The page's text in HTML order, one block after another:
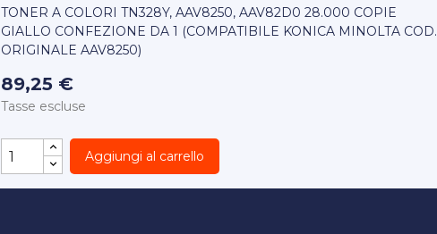
TONER A COLORI TN328Y, AAV8250, AAV82D0 28.000 COPIE
GIALLO CONFEZIONE DA 1 (COMPATIBILE KONICA MINOLTA COD.
ORIGINALE AAV8250)
89,25 €
Tasse escluse
Aggiungi al carrello